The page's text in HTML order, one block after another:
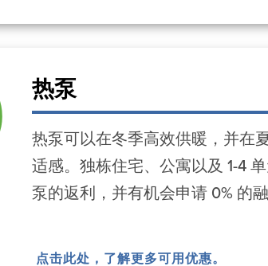
热泵
热泵可以在冬季高效供暖，并在
适感。独栋住宅、公寓以及 1-4
泵的返利，并有机会申请 0% 的融
点击此处，了解更多可用优惠。